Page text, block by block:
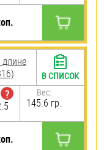
?
Вес:
145.6 гр.
В СПИСОК